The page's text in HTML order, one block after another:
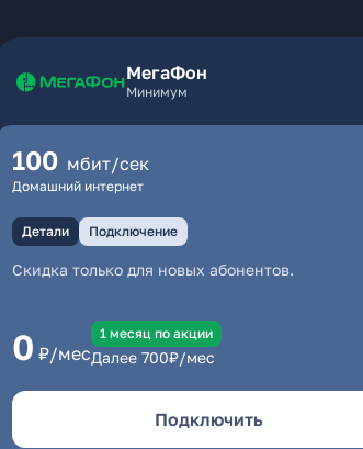
МегаФон
Минимум
100 мбит/сек
Домашний интернет
Детали Подключение
Скидка только для новых абонентов.
0 ₽/мес
1 месяц по акции
Далее 700₽/мес
Подключить